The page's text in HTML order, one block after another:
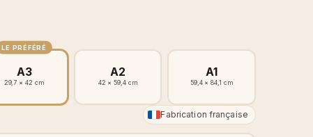
LE PRÉFÉRÉ
A3
29,7 × 42 cm
A2
42 × 59,4 cm
A1
59,4 × 84,1 cm
Fabrication française